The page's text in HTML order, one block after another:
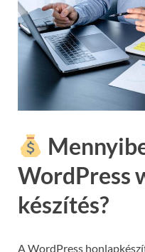
WordPress
készítés?
A WordPress